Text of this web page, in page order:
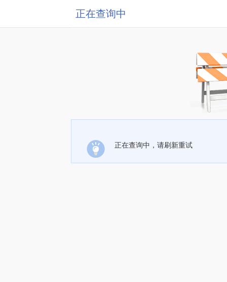
正在查询中
正在查询中，请刷新重试